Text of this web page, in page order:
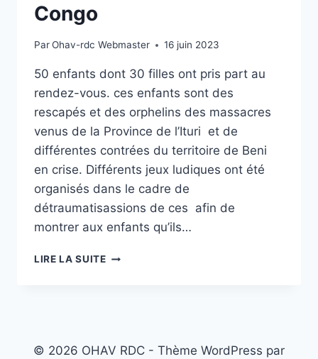
Congo
ParOhav-rdc Webmaster 16 juin 2023
50 enfants dont 30 filles ont pris part au
rendez-vous. ces enfants sont des
rescapés et des orphelins des massacres
venus de la Province de l’Ituri et de
différentes contrées du territoire de Beni
en crise. Différents jeux ludiques ont été
organisés dans le cadre de
détraumatisassions de ces afin de
montrer aux enfants qu’ils…
LIRE LA SUITEORGANISATION
LA
© 2026 OHAV RDC - Thème WordPress par